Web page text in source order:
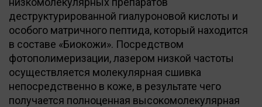
деструктурированной гиалуроновой кислоты и
особого матричного пептида, который находится
в составе «Биокожи». Посредством
фотополимеризации, лазером низкой частоты
осуществляется молекулярная сшивка
непосредственно в коже, в результате чего
получается полноценная высокомолекулярная